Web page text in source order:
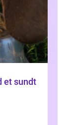
et sundt